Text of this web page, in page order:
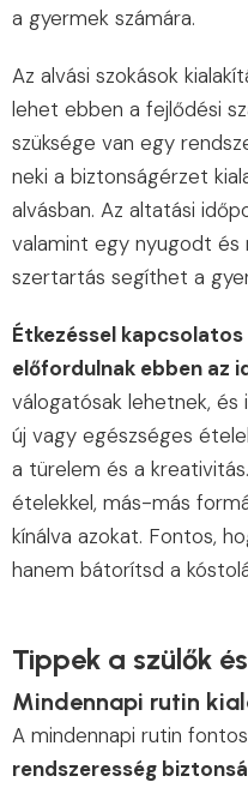
a gyermek számára.
Az alvási szokások
lehet ebben a fejlődési
szüksége van egy
neki a biztonságérzet
alvásban. Az altatási
valamint egy nyugodt
szertartás segíthet a
Étkezéssel
előfordulnak ebben az
válogatósak lehetnek, és
új vagy egészséges
a türelem és a
ételekkel, más-más
kínálva azokat. Fontos,
hanem bátorítsd a
Tippek a szülők
Mindennapi rutin
A mindennapi rutin
rendszeresség